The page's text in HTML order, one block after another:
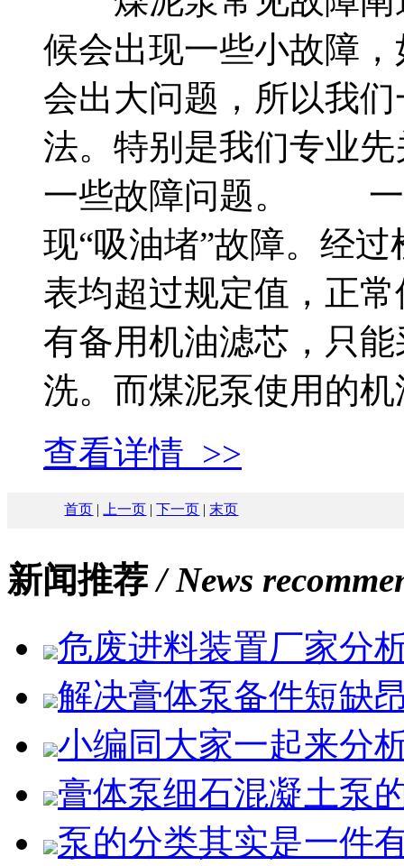
候会出现一些小故障
会出大问题，所以我
法。特别是我们专业
一些故障问题。 一
现“吸油堵”故障。经
表均超过规定值，正
有备用机油滤芯，只
洗。而煤泥泵使用的机
查看详情 >>
首页 | 上一页 |下一页 | 末页
新闻推荐/ News
危废进料装置厂家分
解决膏体泵备件短缺
小编同大家一起来分
膏体泵细石混凝土泵
泵的分类其实是一件